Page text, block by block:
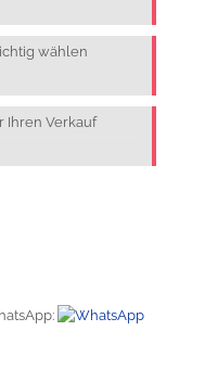
wählen
Ihren Verkauf